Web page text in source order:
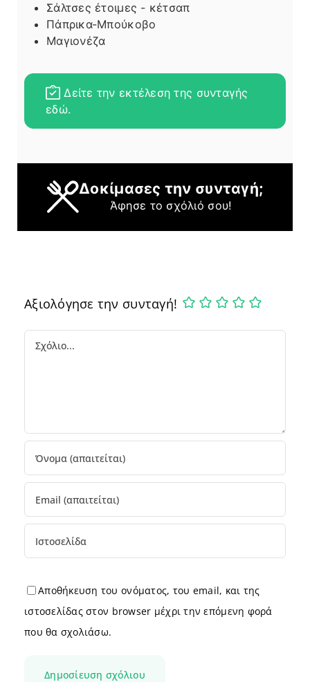
Σάλτσες έτοιμες - κέτσαπ
Πάπρικα-Μπούκοβο
Μαγιονέζα
Δείτε την εκτέλεση της συνταγής
εδώ.
Δοκίμασες την συνταγή;
Άφησε το σχόλιό σου!
Αξιολόγησε την συνταγή!
Comment
Αποθήκευση του ονόματος, του email, και της
ιστοσελίδας στον browser μέχρι την επόμενη φορά
που θα σχολιάσω.